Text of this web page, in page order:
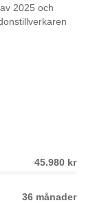
2025 och
45.980 kr
36 månader